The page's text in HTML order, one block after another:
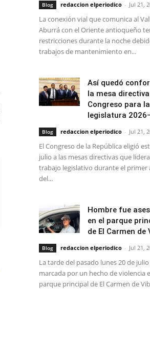
Blog redaccion elperiodico - Jul 21,
La conexión vial que comunica al
Aburrá con el Oriente antioqueño
restricciones durante la noche
trabajos de mantenimiento en...
Así quedó
la mesa
Congreso para la
legislatura
Blog redaccion elperiodico - Jul 21,
El Congreso de la República eligió
julio a las mesas directivas que
trabajo legislativo durante el primer
del...
Hombre fue
en el parque
de El Carmen de
Blog redaccion elperiodico - Jul 21,
La tarde del pasado lunes 20 de
marcada por un hecho de violencia
parque principal de El Carmen de